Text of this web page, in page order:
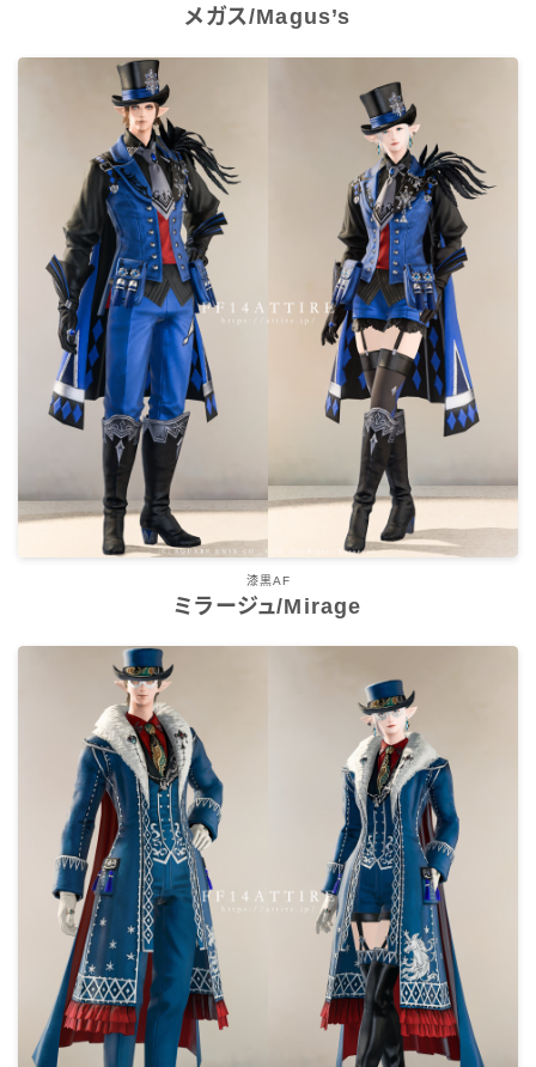
イシュガルド風デザイン
アジムステップ風デザイン
マント
ローライズ
スカート
ミニスカート
ロングスカート
インナーパンツ付きスカート
ハーフパンツ
七分丈
八分丈
極シタデル・ボズヤ追憶戦
メガス/Magus’s
漆黒AF
ミラージュ/Mirage